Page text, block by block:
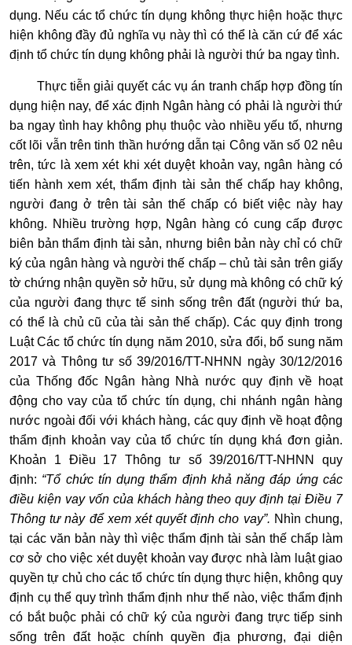
dụng. Nếu các tổ chức tín dụng không thực hiện hoặc thực
hiện không đầy đủ nghĩa vụ này thì có thể là căn cứ để xác
định tổ chức tín dụng không phải là người thứ ba ngay tình.
Thực tiễn giải quyết các vụ án tranh chấp hợp đồng tín
dụng hiện nay, để xác định Ngân hàng có phải là người thứ
ba ngay tình hay không phụ thuộc vào nhiều yếu tố, nhưng
cốt lõi vẫn trên tinh thần hướng dẫn tại Công văn số 02 nêu
trên, tức là xem xét khi xét duyệt khoản vay, ngân hàng có
tiến hành xem xét, thẩm định tài sản thế chấp hay không,
người đang ở trên tài sản thế chấp có biết việc này hay
không. Nhiều trường hợp, Ngân hàng có cung cấp được
biên bản thẩm định tài sản, nhưng biên bản này chỉ có chữ
ký của ngân hàng và người thế chấp – chủ tài sản trên giấy
tờ chứng nhận quyền sở hữu, sử dụng mà không có chữ ký
của người đang thực tế sinh sống trên đất (người thứ ba,
có thể là chủ cũ của tài sản thế chấp). Các quy định trong
Luật Các tổ chức tín dụng năm 2010, sửa đổi, bổ sung năm
2017 và Thông tư số 39/2016/TT-NHNN ngày 30/12/2016
của Thống đốc Ngân hàng Nhà nước quy định về hoạt
động cho vay của tổ chức tín dụng, chi nhánh ngân hàng
nước ngoài đối với khách hàng, các quy định về hoạt động
thẩm định khoản vay của tổ chức tín dụng khá đơn giản.
Khoản 1 Điều 17 Thông tư số 39/2016/TT-NHNN quy
định: “Tổ chức tín dụng thẩm định khả năng đáp ứng các
điều kiện vay vốn của khách hàng theo quy định tại Điều 7
Thông tư này để xem xét quyết định cho vay”. Nhìn chung,
tại các văn bản này thì việc thẩm định tài sản thế chấp làm
cơ sở cho việc xét duyệt khoản vay được nhà làm luật giao
quyền tự chủ cho các tổ chức tín dụng thực hiện, không quy
định cụ thể quy trình thẩm định như thế nào, việc thẩm định
có bắt buộc phải có chữ ký của người đang trực tiếp sinh
sống trên đất hoặc chính quyền địa phương, đại diện